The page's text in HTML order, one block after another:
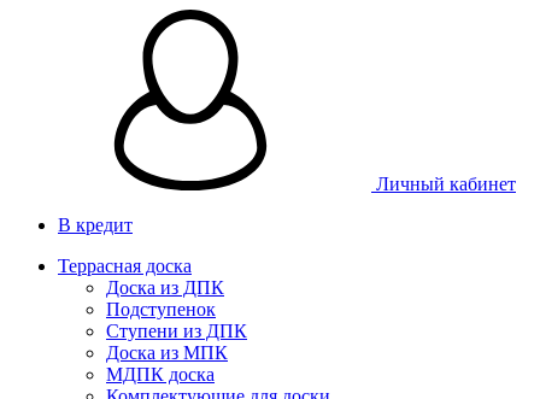
Личный кабинет
В кредит
Террасная доска
Доска из ДПК
Подступенок
Ступени из ДПК
Доска из МПК
МДПК доска